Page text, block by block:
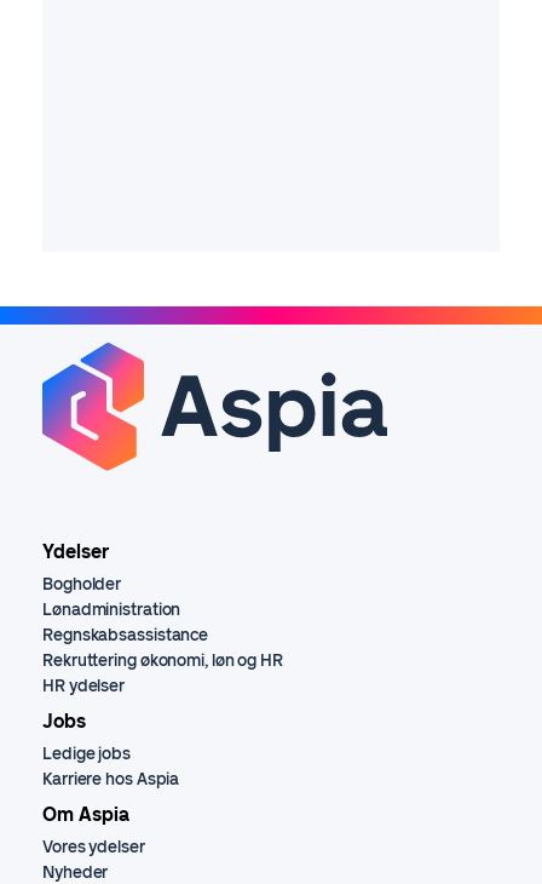
Ydelser
Bogholder
Lønadministration
Regnskabsassistance
Rekruttering økonomi, løn og HR
HR ydelser
Jobs
Ledige jobs
Karriere hos Aspia
Om Aspia
Vores ydelser
Nyheder